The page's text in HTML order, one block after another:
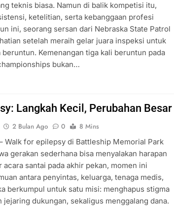
teknis biasa. Namun di balik kompetisi itu,
ketelitian, serta kebanggaan profesi
ini, seorang sersan dari Nebraska State Patrol
setelah meraih gelar juara inspeksi untuk
Kemenangan tiga kali beruntun pada
bukan…
Langkah Kecil, Perubahan Besar
2 Bulan Ago 0
8 Mins
Walk for epilepsy di Battleship Memorial Park
gerakan sederhana bisa menyalakan harapan
acara santai pada akhir pekan, momen ini
antara penyintas, keluarga, tenaga medis,
berkumpul untuk satu misi: menghapus stigma
jejaring dukungan, sekaligus menggalang dana.